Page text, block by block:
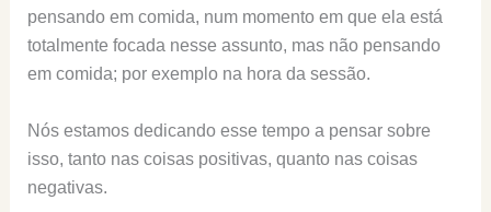
pensando em comida, num momento em que ela está
totalmente focada nesse assunto, mas não pensando
em comida; por exemplo na hora da sessão.
Nós estamos dedicando esse tempo a pensar sobre
isso, tanto nas coisas positivas, quanto nas coisas
negativas.